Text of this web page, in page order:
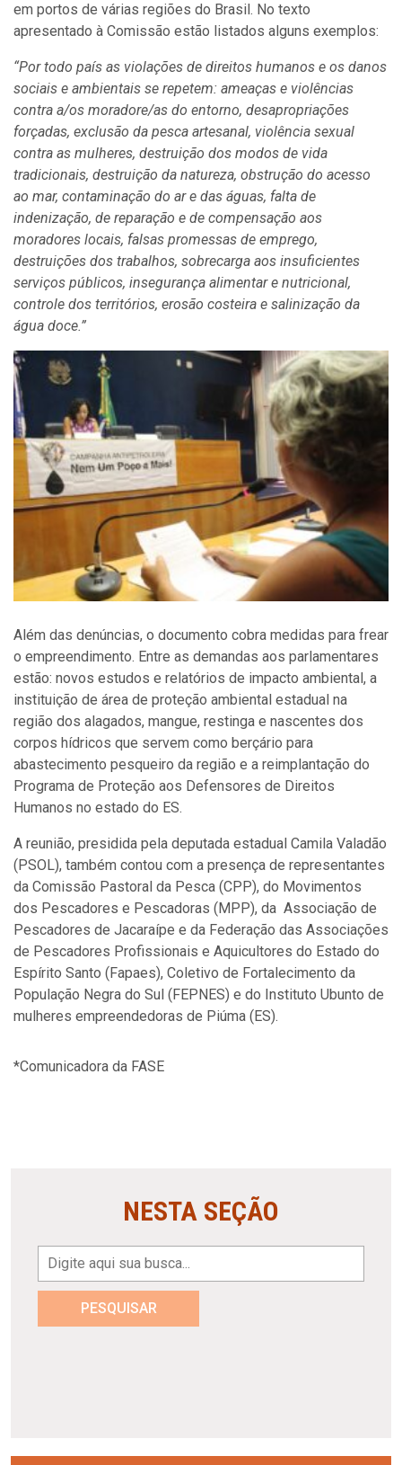
em portos de várias regiões do Brasil. No texto
apresentado à Comissão estão listados alguns exemplos:
“Por todo país as violações de direitos humanos e os danos
sociais e ambientais se repetem: ameaças e violências
contra a/os moradore/as do entorno, desapropriações
forçadas, exclusão da pesca artesanal, violência sexual
contra as mulheres, destruição dos modos de vida
tradicionais, destruição da natureza, obstrução do acesso
ao mar, contaminação do ar e das águas, falta de
indenização, de reparação e de compensação aos
moradores locais, falsas promessas de emprego,
destruições dos trabalhos, sobrecarga aos insuficientes
serviços públicos, insegurança alimentar e nutricional,
controle dos territórios, erosão costeira e salinização da
água doce.”
Além das denúncias, o documento cobra medidas para frear
o empreendimento. Entre as demandas aos parlamentares
estão: novos estudos e relatórios de impacto ambiental, a
instituição de área de proteção ambiental estadual na
região dos alagados, mangue, restinga e nascentes dos
corpos hídricos que servem como berçário para
abastecimento pesqueiro da região e a reimplantação do
Programa de Proteção aos Defensores de Direitos
Humanos no estado do ES.
A reunião, presidida pela deputada estadual Camila Valadão
(PSOL), também contou com a presença de representantes
da Comissão Pastoral da Pesca (CPP), do Movimentos
dos Pescadores e Pescadoras (MPP), da Associação de
Pescadores de Jacaraípe e da Federação das Associações
de Pescadores Profissionais e Aquicultores do Estado do
Espírito Santo (Fapaes), Coletivo de Fortalecimento da
População Negra do Sul (FEPNES) e do Instituto Ubunto de
mulheres empreendedoras de Piúma (ES).
*Comunicadora da FASE
NESTA SEÇÃO
PESQUISAR